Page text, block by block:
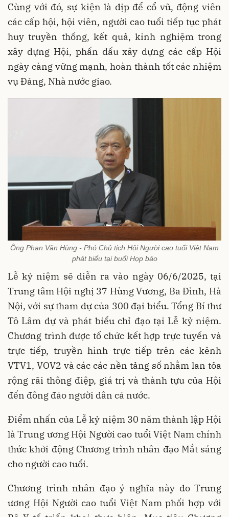
Cùng với đó, sự kiện là dịp để cổ vũ, động viên
các cấp hội, hội viên, người cao tuổi tiếp tục phát
huy truyền thống, kết quả, kinh nghiệm trong
xây dựng Hội, phấn đấu xây dựng các cấp Hội
ngày càng vững mạnh, hoàn thành tốt các nhiệm
vụ Đảng, Nhà nước giao.
Ông Phan Văn Hùng - Phó Chủ tịch Hội Người cao tuổi Việt Nam
phát biểu tại buổi Họp báo
Lễ kỷ niệm sẽ diễn ra vào ngày 06/6/2025, tại
Trung tâm Hội nghị 37 Hùng Vương, Ba Đình, Hà
Nội, với sự tham dự của 300 đại biểu. Tổng Bí thư
Tô Lâm dự và phát biểu chỉ đạo tại Lễ kỷ niệm.
Chương trình được tổ chức kết hợp trực tuyến và
trực tiếp, truyền hình trực tiếp trên các kênh
VTV1, VOV2 và các các nền tảng số nhằm lan tỏa
rộng rãi thông điệp, giá trị và thành tựu của Hội
đến đông đảo người dân cả nước.
Điểm nhấn của Lễ kỷ niệm 30 năm thành lập Hội
là Trung ương Hội Người cao tuổi Việt Nam chính
thức khởi động Chương trình nhân đạo Mắt sáng
cho người cao tuổi.
Chương trình nhân đạo ý nghĩa này do Trung
ương Hội Người cao tuổi Việt Nam phối hợp với